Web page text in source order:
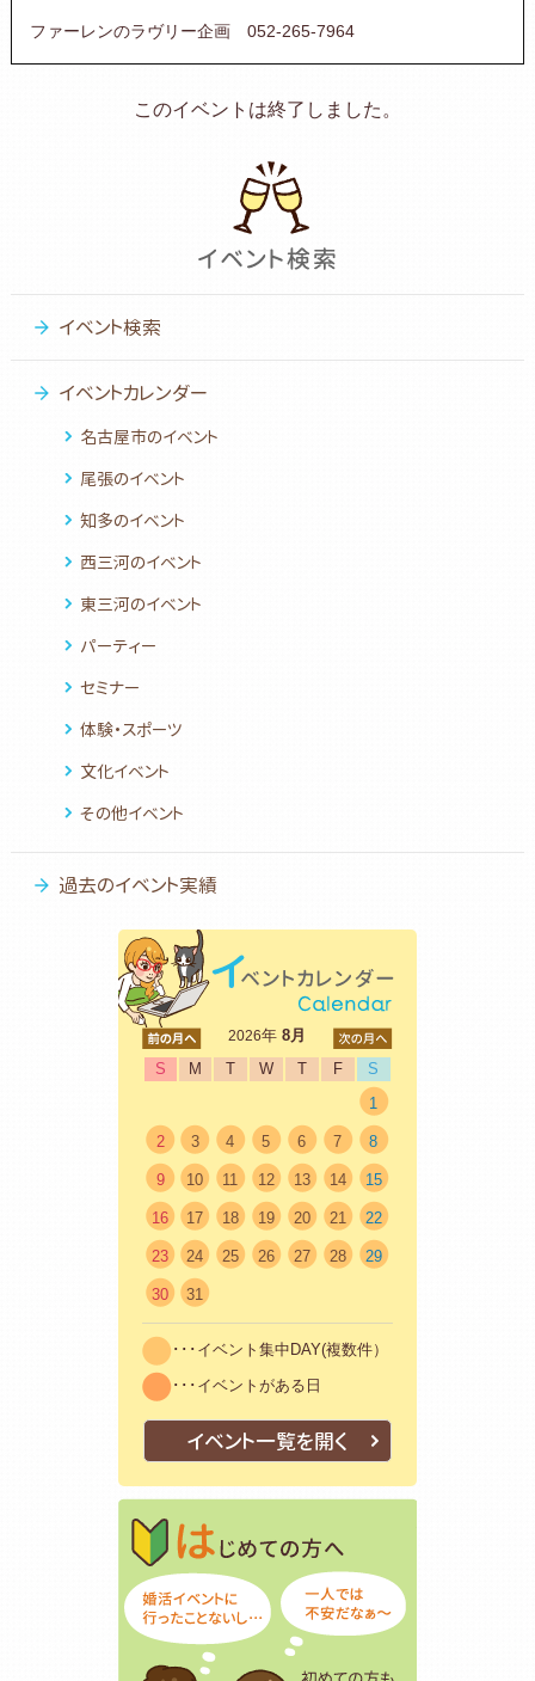
ファーレンのラヴリー企画 052-265-7964
このイベントは終了しました。
イベント検索
イベントカレンダー
名古屋市のイベント
尾張のイベント
知多のイベント
西三河のイベント
東三河のイベント
パーティー
セミナー
体験・スポーツ
文化イベント
その他イベント
過去のイベント実績
2026年8月
S
M T W T F
S
1
2 3 4 5 6 7 8
9 10 11 12 13 14 15
16 17 18 19 20 21 22
23 24 25 26 27 28 29
30 31
･･･イベント集中DAY(複数件）
･･･イベントがある日
イベント一覧を開く
はじめての方